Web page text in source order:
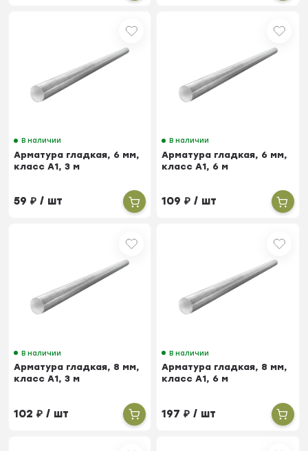
В наличии
Арматура гладкая, 6 мм,
класс А1, 3 м
59₽ / шт
В наличии
Арматура гладкая, 6 мм,
класс А1, 6 м
109₽ / шт
В наличии
Арматура гладкая, 8 мм,
класс А1, 3 м
102₽ / шт
В наличии
Арматура гладкая, 8 мм,
класс А1, 6 м
197₽ / шт